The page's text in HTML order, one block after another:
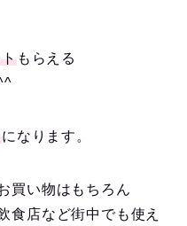
もらえる
になります。
買い物はもちろん
食店など街中でも使え